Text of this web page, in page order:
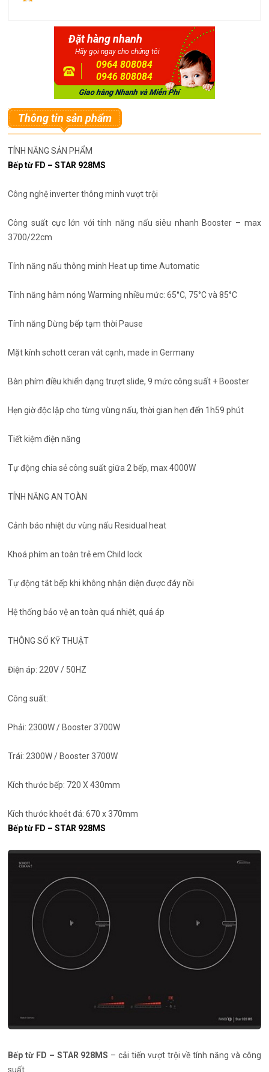
Đặt hàng nhanh
Hãy gọi ngay cho chúng tôi
0964 808084
0946 808084
Thông tin sản phẩm
TÍNH NĂNG SẢN PHẨM
Bếp từ FD – STAR 928MS
Công nghệ inverter thông minh vượt trội
Công suất cực lớn với tính năng nấu siêu nhanh Booster – max
3700/22cm
Tính năng nấu thông minh Heat up time Automatic
Tính năng hâm nóng Warming nhiều mức: 65°C, 75°C và 85°C
Tính năng Dừng bếp tạm thời Pause
Mặt kính schott ceran vát cạnh, made in Germany
Bàn phím điều khiển dạng trượt slide, 9 mức công suất + Booster
Hẹn giờ độc lập cho từng vùng nấu, thời gian hẹn đến 1h59 phút
Tiết kiệm điện năng
Tự động chia sẻ công suất giữa 2 bếp, max 4000W
TÍNH NĂNG AN TOÀN
Cảnh báo nhiệt dư vùng nấu Residual heat
Khoá phím an toàn trẻ em Child lock
Tự động tắt bếp khi không nhận diện được đáy nồi
Hệ thống bảo vệ an toàn quá nhiệt, quá áp
THÔNG SỐ KỸ THUẬT
Điện áp: 220V / 50HZ
Công suất:
Phải: 2300W / Booster 3700W
Trái: 2300W / Booster 3700W
Kích thước bếp: 720 X 430mm
Kích thước khoét đá: 670 x 370mm
Bếp từ FD – STAR 928MS
Bếp từ FD – STAR 928MS – cải tiến vượt trội về tính năng và công
suất